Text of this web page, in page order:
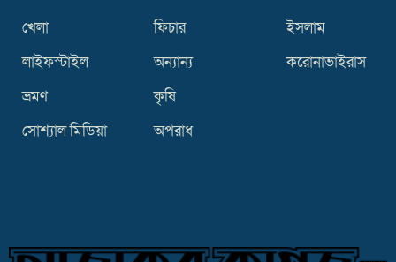
খেলা
লাইফস্টাইল
ভ্রমণ
সোশ্যাল মিডিয়া
ফিচার
অন্যান্য
কৃষি
অপরাধ
ইসলাম
করোনাভাইরাস